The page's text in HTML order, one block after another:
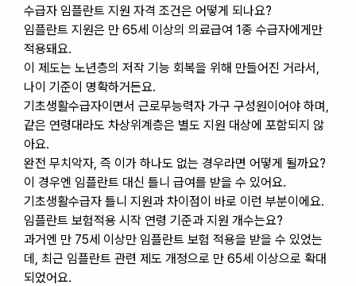
수급자 임플란트 지원 자격 조건은 어떻게 되나요?
임플란트 지원은 만 65세 이상의 의료급여 1종 수급자에게만
적용돼요.
이 제도는 노년층의 저작 기능 회복을 위해 만들어진 거라서,
나이 기준이 명확하거든요.
기초생활수급자이면서 근로무능력자 가구 구성원이어야 하며,
같은 연령대라도 차상위계층은 별도 지원 대상에 포함되지 않
아요.
완전 무치악자, 즉 이가 하나도 없는 경우라면 어떻게 될까요?
이 경우엔 임플란트 대신 틀니 급여를 받을 수 있어요.
기초생활수급자 틀니 지원과 차이점이 바로 이런 부분이에요.
임플란트 보험적용 시작 연령 기준과 지원 개수는요?
과거엔 만 75세 이상만 임플란트 보험 적용을 받을 수 있었는
데, 최근 임플란트 관련 제도 개정으로 만 65세 이상으로 확대
되었어요.